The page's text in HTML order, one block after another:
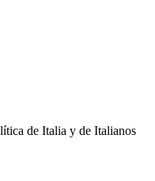
de Italia y de Italianos